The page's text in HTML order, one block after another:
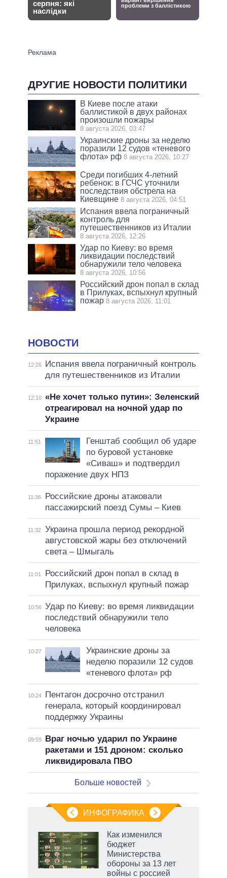
ДРУГИЕ НОВОСТИ ПОЛИТИКИ
В Киеве после атаки
баллистикой в двух районах
произошли пожары
8 августа 2026, 03:47
Украинские дроны за неделю
поразили 12 судов «теневого
флота» рф 8 августа 2026, 10:27
Среди погибших 4-летний
ребенок: в ГСЧС уточнили
последствия обстрела на
Киевщине 8 августа 2026, 04:51
Испания ввела пограничный
контроль для
путешественников из Италии
8 августа 2026, 12:26
Удар по Киеву: во время
ликвидации последствий
обнаружили тело человека
8 августа 2026, 10:56
Российский дрон попал в склад
в Прилуках, вспыхнул крупный
пожар 8 августа 2026, 11:01
НОВОСТИ
12:26
Испания ввела пограничный контроль
для путешественников из Италии
12:10 «Не хочет только путин»: Зеленский
отреагировал на ночной удар по
Украине
11:51
Генштаб сообщил об ударе
по буровой установке
«Сиваш» и подтвердил
поражение двух НПЗ
11:36
Российские дроны атаковали
пассажирский поезд Сумы – Киев
11:32
Украина прошла период рекордной
августовской жары без отключений
света – Шмыгаль
11:01
Российский дрон попал в склад в
Прилуках, вспыхнул крупный пожар
10:56 Удар по Киеву: во время ликвидации
последствий обнаружили тело
человека
10:27
Украинские дроны за
неделю поразили 12 судов
«теневого флота» рф
10:24
Пентагон досрочно отстранил
генерала, который координировал
поддержку Украины
09:59
Враг ночью ударил по Украине
ракетами и 151 дроном: сколько
ликвидировала ПВО
Больше новостей
ИНФОГРАФИКА
Как изменился
бюджет
Министерства
обороны за 13 лет
войны с россией